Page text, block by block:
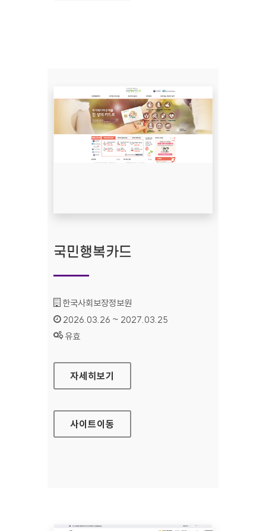
국민행복카드
기관명 :
한국사회보장정보원
인증기간 :
2026.03.26 ~ 2027.03.25
상태 :
유효
국민행복카드
자세히보기
사이트이동